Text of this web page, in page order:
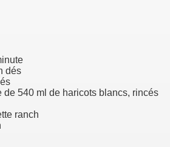
dés
de 540 ml de haricots blancs, rincés
ranch